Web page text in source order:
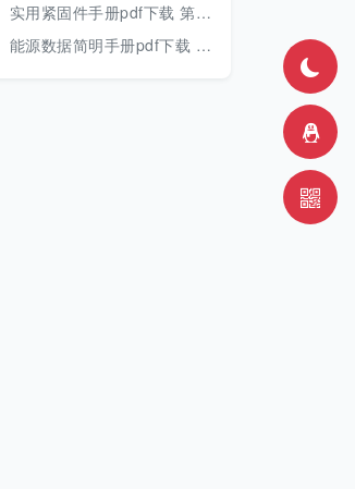
实用紧固件手册pdf下载 第三版 2018年版
能源数据简明手册pdf下载 2017版